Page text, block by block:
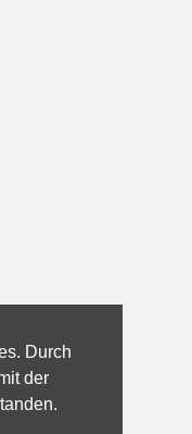
Durch
der